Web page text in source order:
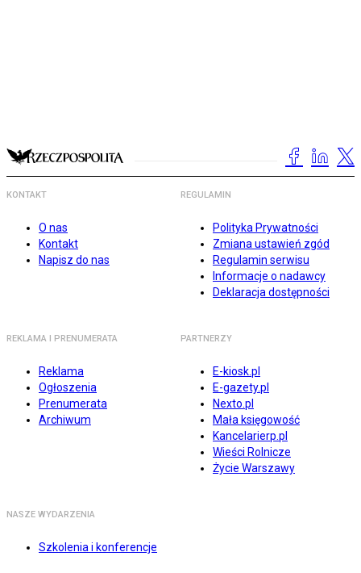
KONTAKT
O nas
Kontakt
Napisz do nas
REGULAMIN
Polityka Prywatności
Zmiana ustawień zgód
Regulamin serwisu
Informacje o nadawcy
Deklaracja dostępności
REKLAMA I PRENUMERATA
Reklama
Ogłoszenia
Prenumerata
Archiwum
PARTNERZY
E-kiosk.pl
E-gazety.pl
Nexto.pl
Mała księgowość
Kancelarierp.pl
Wieści Rolnicze
Życie Warszawy
NASZE WYDARZENIA
Szkolenia i konferencje